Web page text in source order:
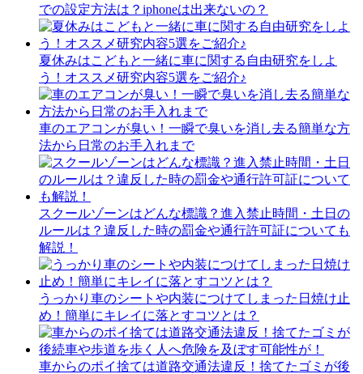
での設定方法は？iphoneは出来ないの？
夏休みはこどもと一緒に車に関する自由研究をしよ
う！オススメ研究内容5選をご紹介♪
車のエアコンが臭い！一瞬で臭いを消し去る簡単な方
法から日常のお手入れまで
スクールゾーンはどんな標識？進入禁止時間・土日の
ルールは？違反した時の罰金や通行許可証についても
解説！
うっかり車のシートや内装につけてしまった日焼け止
め！簡単にキレイに落とすコツとは？
車からのポイ捨ては道路交通法違反！捨てたゴミが後